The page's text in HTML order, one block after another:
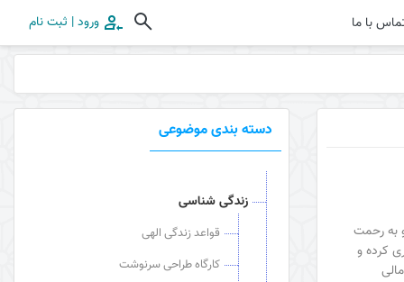
ورود | ثبت نام با ما
به رحمت
کرده و
دسته بندی موضوعی
زندگی شناسی
قواعد زندگی الهی
کارگاه طراحی سرنوشت